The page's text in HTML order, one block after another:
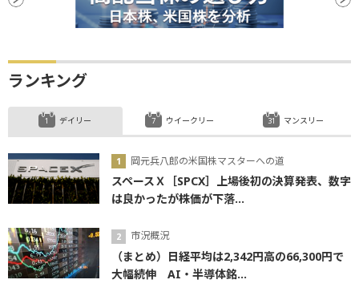
ランキング
デイリー
岡元兵八郎の米国株マスターへの道
スペースＸ［SPCX］上場後初の決算発表、数字
は良かったが株価が下落...
市況概況
（まとめ）日経平均は2,342円高の66,300円で
大幅続伸 AI・半導体銘...
ウイークリー マンスリー